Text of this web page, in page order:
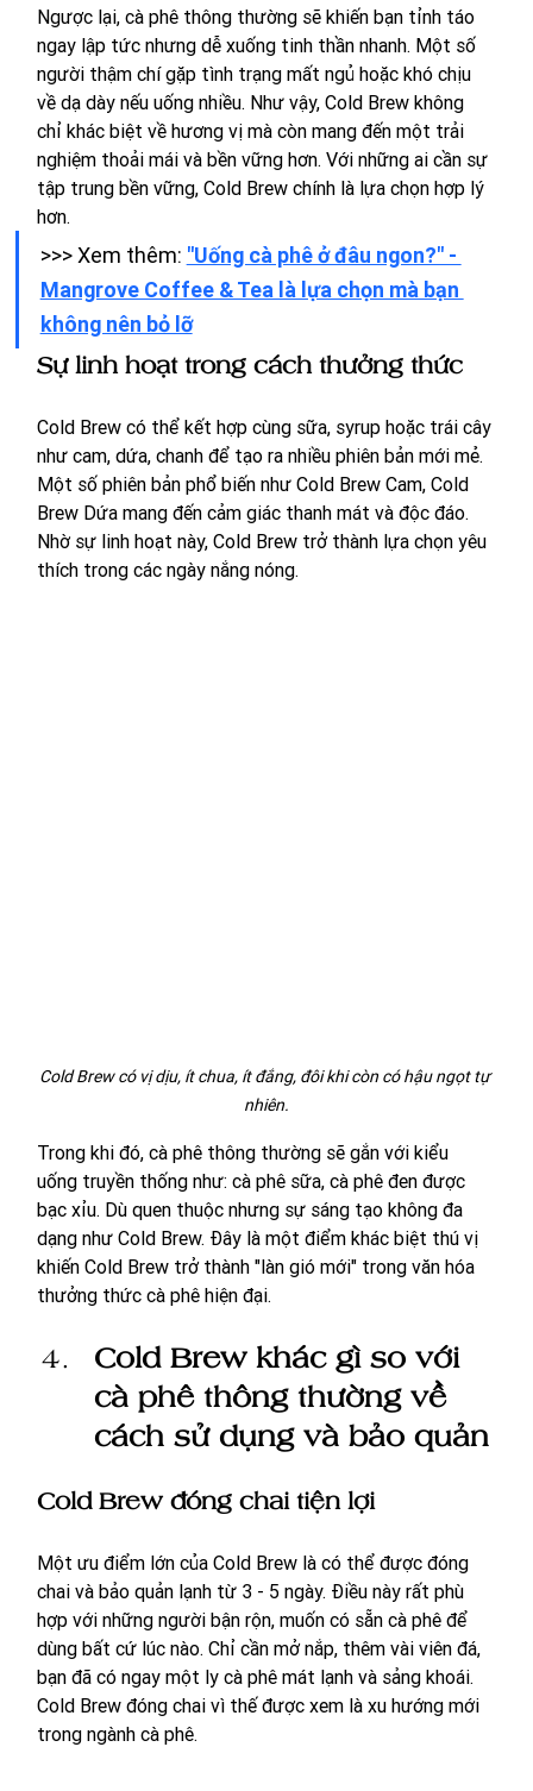
Ngược lại, cà phê thông thường sẽ khiến bạn tỉnh táo
ngay lập tức nhưng dễ xuống tinh thần nhanh. Một số
người thậm chí gặp tình trạng mất ngủ hoặc khó chịu
về dạ dày nếu uống nhiều. Như vậy, Cold Brew không
chỉ khác biệt về hương vị mà còn mang đến một trải
nghiệm thoải mái và bền vững hơn. Với những ai cần sự
tập trung bền vững, Cold Brew chính là lựa chọn hợp lý
hơn.
>>> Xem thêm: "Uống cà phê ở đâu ngon?" -
Mangrove Coffee & Tea là lựa chọn mà bạn
không nên bỏ lỡ
Sự linh hoạt trong cách thưởng thức
Cold Brew có thể kết hợp cùng sữa, syrup hoặc trái cây
như cam, dứa, chanh để tạo ra nhiều phiên bản mới mẻ.
Một số phiên bản phổ biến như Cold Brew Cam, Cold
Brew Dứa mang đến cảm giác thanh mát và độc đáo.
Nhờ sự linh hoạt này, Cold Brew trở thành lựa chọn yêu
thích trong các ngày nắng nóng.
Cold Brew có vị dịu, ít chua, ít đắng, đôi khi còn có hậu ngọt tự
nhiên.
Trong khi đó, cà phê thông thường sẽ gắn với kiểu
uống truyền thống như: cà phê sữa, cà phê đen được
bạc xỉu. Dù quen thuộc nhưng sự sáng tạo không đa
dạng như Cold Brew. Đây là một điểm khác biệt thú vị
khiến Cold Brew trở thành "làn gió mới" trong văn hóa
thưởng thức cà phê hiện đại.
Cold Brew khác gì so với
cà phê thông thường về
cách sử dụng và bảo quản
Cold Brew đóng chai tiện lợi
Một ưu điểm lớn của Cold Brew là có thể được đóng
chai và bảo quản lạnh từ 3 - 5 ngày. Điều này rất phù
hợp với những người bận rộn, muốn có sẵn cà phê để
dùng bất cứ lúc nào. Chỉ cần mở nắp, thêm vài viên đá,
bạn đã có ngay một ly cà phê mát lạnh và sảng khoái.
Cold Brew đóng chai vì thế được xem là xu hướng mới
trong ngành cà phê.